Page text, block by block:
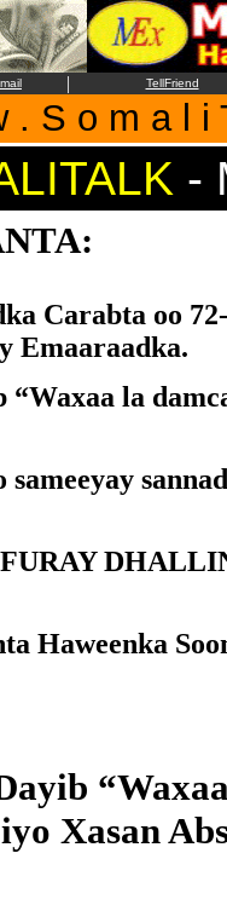
| TellFriend
. S o m a l i
-
Carabta oo
Emaaraadka.
la
sameeyay
Haweenka
Xasan